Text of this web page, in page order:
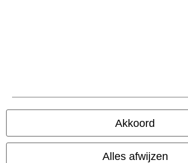
Akkoord
Alles afwijzen
© 1986-2026 Large Popmerchandising BV